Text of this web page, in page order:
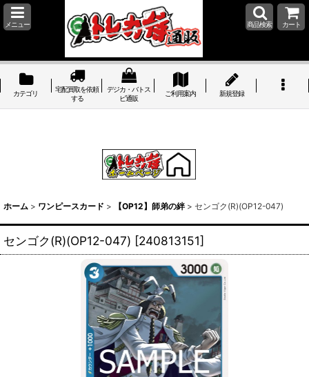
メニュー 商品検索 カート
カテゴリ
宅配買取を依頼
する
デジカ・バトス
ピ通販
ご利用案内 新規登録
ホーム > ワンピースカード > 【OP12】師弟の絆 > センゴク(R)(OP12-047)
センゴク(R)(OP12-047) [240813151]